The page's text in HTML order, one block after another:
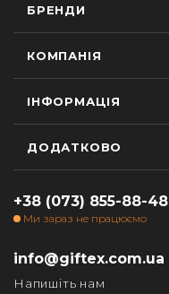
БРЕНДИ
КОМПАНІЯ
ІНФОРМАЦІЯ
ДОДАТКОВО
+38 (073) 855-88-48
Ми зараз не працюємо
info@giftex.com.ua
Напишіть нам